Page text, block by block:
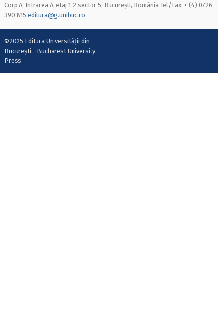
Corp A, Intrarea A, etaj 1-2 sector 5, București, România Tel/Fax: + (4) 0726
390 815 editura@g.unibuc.ro
©2025 Editura Universității din
București - Bucharest University
Press